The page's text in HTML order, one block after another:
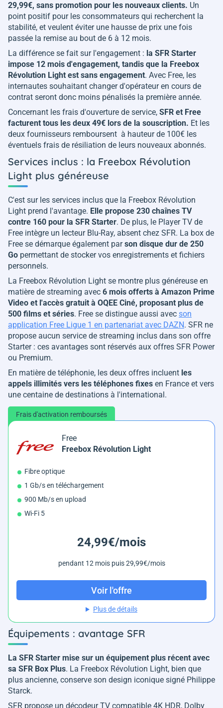
29,99€, sans promotion pour les nouveaux clients. Un
point positif pour les consommateurs qui recherchent la
stabilité, et veulent éviter une hausse de prix une fois
passée la remise au bout de 6 à 12 mois.
La différence se fait sur l'engagement : la SFR Starter
impose 12 mois d'engagement, tandis que la Freebox
Révolution Light est sans engagement. Avec Free, les
internautes souhaitant changer d'opérateur en cours de
contrat seront donc moins pénalisés la première année.
Concernant les frais d'ouverture de service, SFR et Free
facturent tous les deux 49€ lors de la souscription. Et les
deux fournisseurs remboursent à hauteur de 100€ les
éventuels frais de résiliation de leurs nouveaux abonnés.
Services inclus : la Freebox Révolution
Light plus généreuse
C'est sur les services inclus que la Freebox Révolution
Light prend l'avantage. Elle propose 230 chaînes TV
contre 160 pour la SFR Starter. De plus, le Player TV de
Free intègre un lecteur Blu-Ray, absent chez SFR. La box de
Free se démarque également parson disque dur de 250
Go permettant de stocker vos enregistrements et fichiers
personnels.
La Freebox Révolution Light se montre plus généreuse en
matière de streaming avec 6 mois offerts à Amazon Prime
Video et l'accès gratuit à OQEE Ciné, proposant plus de
500 films et séries. Free se distingue aussi avec son
application Free Ligue 1 en partenariat avec DAZN. SFR ne
propose aucun service de streaming inclus dans son offre
Starter : ces avantages sont réservés aux offres SFR Power
ou Premium.
En matière de téléphonie, les deux offres incluent les
appels illimités vers les téléphones fixes en France et vers
une centaine de destinations à l'international.
Frais d'activation remboursés
Free
Freebox Révolution Light
Fibre optique
1 Gb/s en téléchargement
900 Mb/s en upload
Wi-Fi 5
24,99€/mois
pendant 12 mois puis 29,99€/mois
Voir l'offre
Plus de détails
Équipements : avantage SFR
La SFR Starter mise sur un équipement plus récent avec
sa SFR Box Plus. La Freebox Révolution Light, bien que
plus ancienne, conserve son design iconique signé Philippe
Starck.
SFR propose un décodeur TV compatible 4K HDR, Dolby